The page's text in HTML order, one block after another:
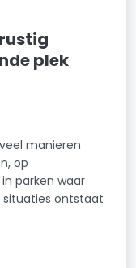
plek
manieren
op
parken waar
situaties ontstaat